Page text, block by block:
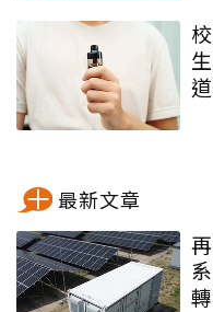
最新文章